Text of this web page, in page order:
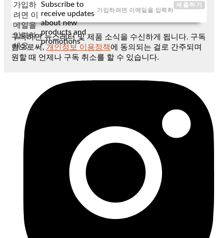
가입하
려면 이
메일을
입력하
세요
Subscribe to
receive updates
about new
products and
promotions
제출하기
구독하면 뉴스레터 및 제품 소식을 수신하게 됩니다. 구독
함으로써, 개인정보 이용정책에 동의되는 걸로 간주되며
원할 때 언제나 구독 취소를 할 수 있습니다.